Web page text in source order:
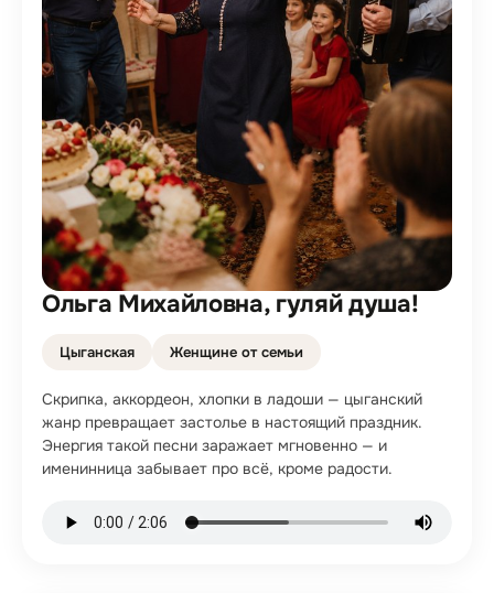
Ольга Михайловна, гуляй душа!
Цыганская Женщине от семьи
Скрипка, аккордеон, хлопки в ладоши — цыганский
жанр превращает застолье в настоящий праздник.
Энергия такой песни заражает мгновенно — и
именинница забывает про всё, кроме радости.